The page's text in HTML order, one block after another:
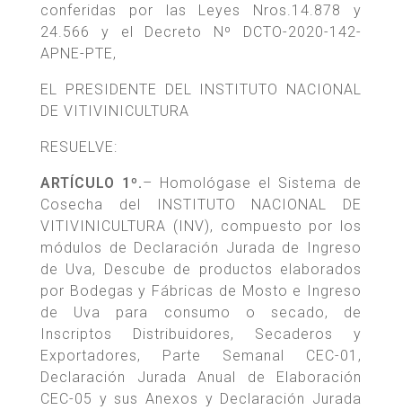
conferidas por las Leyes Nros.14.878 y
24.566 y el Decreto Nº DCTO-2020-142-
APNE-PTE,
EL PRESIDENTE DEL INSTITUTO NACIONAL
DE VITIVINICULTURA
RESUELVE:
ARTÍCULO 1º.– Homológase el Sistema de
Cosecha del INSTITUTO NACIONAL DE
VITIVINICULTURA (INV), compuesto por los
módulos de Declaración Jurada de Ingreso
de Uva, Descube de productos elaborados
por Bodegas y Fábricas de Mosto e Ingreso
de Uva para consumo o secado, de
Inscriptos Distribuidores, Secaderos y
Exportadores, Parte Semanal CEC-01,
Declaración Jurada Anual de Elaboración
CEC-05 y sus Anexos y Declaración Jurada